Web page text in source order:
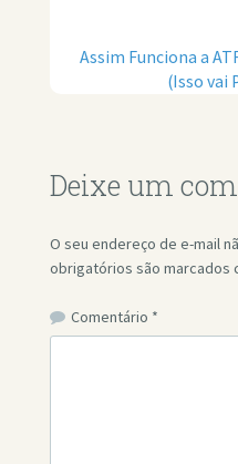
Assim Funciona a
(Isso vai
Deixe um
O seu endereço de e-mail
obrigatórios são marcados
Comentário *